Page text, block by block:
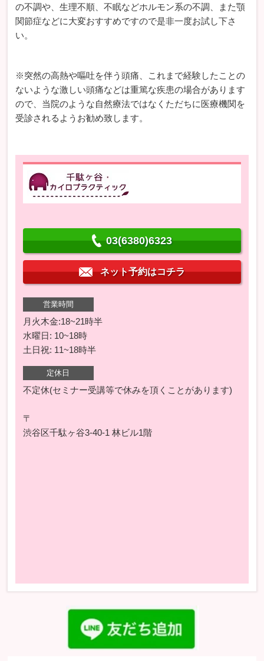
の不調や、生理不順、不眠などホルモン系の不調、また顎
関節症などに大変おすすめですので是非一度お試し下さ
い。
※突然の高熱や嘔吐を伴う頭痛、これまで経験したことの
ないような激しい頭痛などは重篤な疾患の場合があります
ので、当院のような自然療法ではなくただちに医療機関を
受診されるようお勧め致します。
03(6380)6323
ネット予約はコチラ
営業時間
月火木金:18~21時半
水曜日: 10~18時
土日祝: 11~18時半
定休日
不定休(セミナー受講等で休みを頂くことがあります)
〒
渋谷区千駄ヶ谷3-40-1 林ビル1階